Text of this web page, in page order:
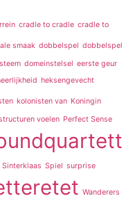
cradle to cradle cradle to
smaak dobbelspel dobbelspel
domeinstelsel eerste geur
heksengevecht
kolonisten van Koningin
voelen Perfect Sense
Spiel surprise
Wanderers